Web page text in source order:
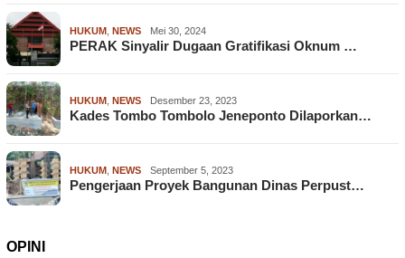
HUKUM NEWS Mei 30, 2024
PERAK Sinyalir Dugaan Gratifikasi Oknum …
HUKUM NEWS Desember 23, 2023
Kades Tombo Tombolo Jeneponto Dilaporkan…
HUKUM NEWS September 5, 2023
Pengerjaan Proyek Bangunan Dinas Perpust…
OPINI